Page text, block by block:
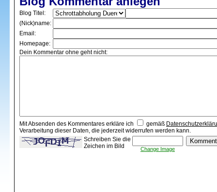
Blog Titel:
(Nick)name:
Email:
Homepage:
Dein Kommentar ohne geht nicht:
Mit Absenden des Kommentares erkläre ich gemäß
Verarbeitung dieser Daten, die jederzeit widerrufen werden kann.
Schreiben Sie die
Zeichen im Bild
Change Image